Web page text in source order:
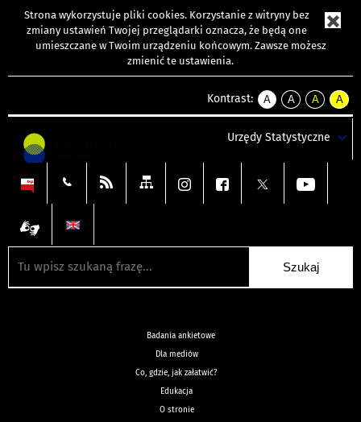
Strona wykorzystuje pliki cookies. Korzystanie z witryny bez
zmiany ustawień Twojej przeglądarki oznacza, że będą one
umieszczane w Twoim urządzeniu końcowym. Zawsze możesz
zmienić te ustawienia.
Kontrast:
A
kontrast
A
kontrast
tekst
czarnym
A
kontrast
tekst
czarnym
A
tekst
żółtym
Urzędy Statystyczne
Badania ankietowe
Dla mediów
Co, gdzie, jak załatwić?
Edukacja
O stronie